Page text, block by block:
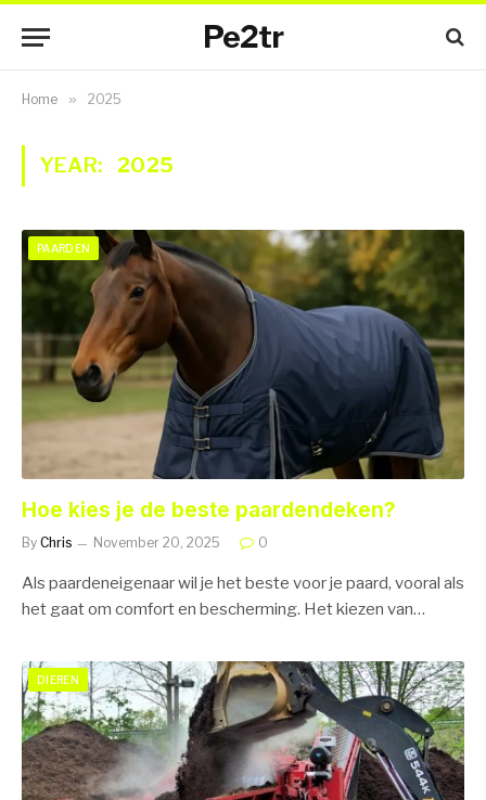
Pe2tr
Home » 2025
YEAR: 2025
PAARDEN
Hoe kies je de beste paardendeken?
By Chris November 20, 2025 0
Als paardeneigenaar wil je het beste voor je paard, vooral als
het gaat om comfort en bescherming. Het kiezen van…
DIEREN